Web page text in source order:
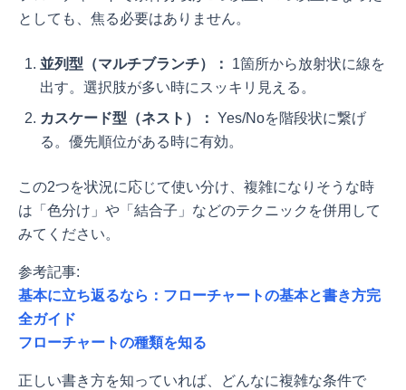
としても、焦る必要はありません。
並列型（マルチブランチ）：
1箇所から放射状に線を
出す。選択肢が多い時にスッキリ見える。
カスケード型（ネスト）： Yes/Noを階段状に繋げ
る。優先順位がある時に有効。
この2つを状況に応じて使い分け、複雑になりそうな時
は「色分け」や「結合子」などのテクニックを併用して
みてください。
参考記事:
基本に立ち返るなら：フローチャートの基本と書き方完
全ガイド
フローチャートの種類を知る
正しい書き方を知っていれば、どんなに複雑な条件で